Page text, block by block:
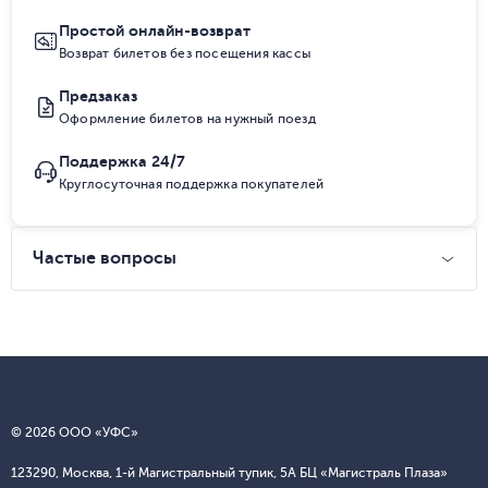
Простой онлайн-возврат
Возврат билетов без посещения кассы
Предзаказ
Оформление билетов на нужный поезд
Поддержка 24/7
Круглосуточная поддержка покупателей
Частые вопросы
© 2026 ООО «УФС»
123290, Москва, 1-й Магистральный тупик, 5А БЦ «Магистраль Плаза»